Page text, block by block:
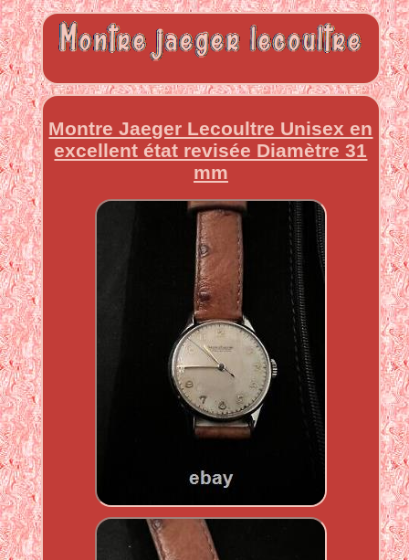
Montre Jaeger Lecoultre Unisex en
excellent état revisée Diamètre 31
mm